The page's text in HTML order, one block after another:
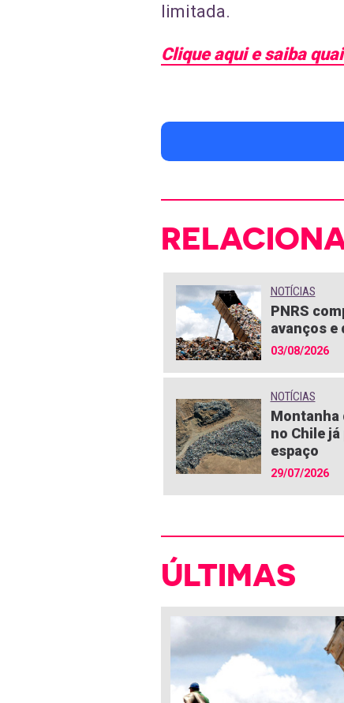
limitada.
Clique aqui e saiba
NOTÍCIAS
PNRS
avanços
03/08/2026
NOTÍCIAS
Montanha
no Chile
espaço
29/07/2026
ÚLTIMAS